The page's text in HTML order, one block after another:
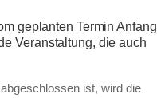
geplanten Termin Anfang
Veranstaltung, die auch
ist, wird die